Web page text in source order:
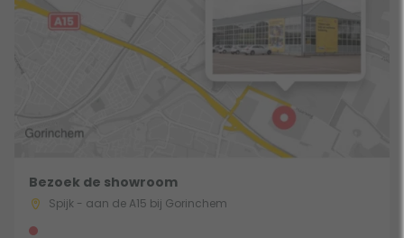
Bezoek de showroom
Spijk - aan de A15 bij Gorinchem